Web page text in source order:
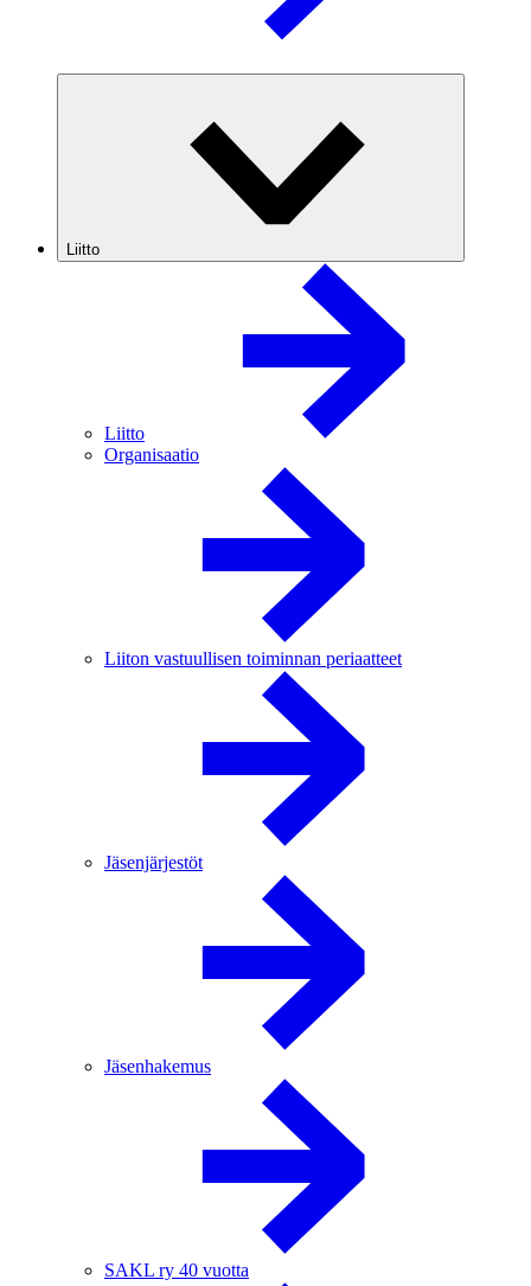
Liitto
Liitto
Organisaatio
Liiton vastuullisen toiminnan periaatteet
Jäsenjärjestöt
Jäsenhakemus
SAKL ry 40 vuotta